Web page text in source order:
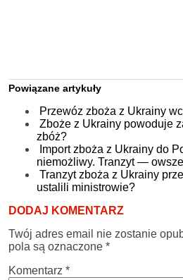
Powiązane artykuły
Przewóz zboża z Ukrainy
Zboże z Ukrainy powoduje
zbóż?
Import zboża z Ukrainy do
niemożliwy. Tranzyt —
Tranzyt zboża z Ukrainy
ustalili ministrowie?
DODAJ KOMENTARZ
Twój adres email nie zostanie
pola są oznaczone *
Komentarz *